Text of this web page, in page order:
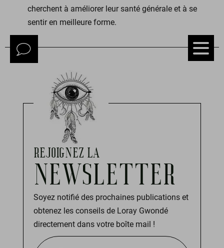
cherchent à améliorer leur santé générale et à se
sentir en meilleure forme.
REJOIGNEZ LA
NEWSLETTER
Soyez notifié des prochaines publications et
obtenez les conseils de Loray Gwondé
directement dans votre boîte mail !